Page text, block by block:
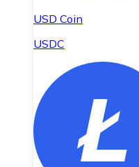
USD Coin
USDC